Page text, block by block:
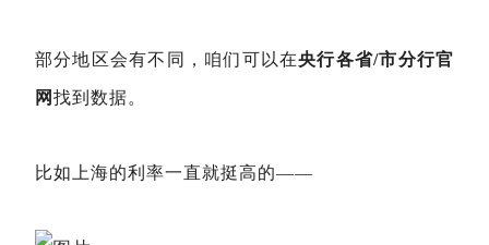
部分地区会有不同， 咱们可以在央行各省/市分行官
网 找到数据。
比如上海的利 率一直就挺高的——